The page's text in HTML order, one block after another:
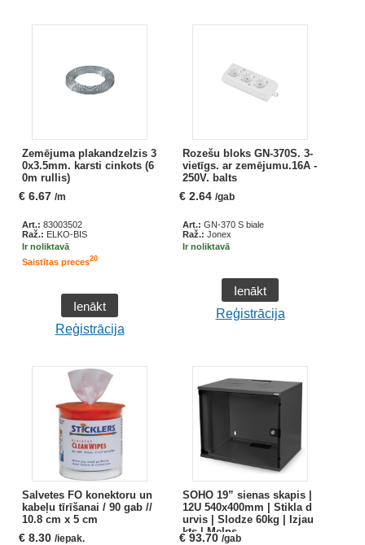
Zemējuma plakandzelzis 3
0x3.5mm. karsti cinkots (6
0m rullis)
€ 6.67 /m
Art.: 83003502
Raž.: ELKO-BIS
Ir noliktavā
Saistītas preces20
Ienākt
Reģistrācija
Rozešu bloks GN-370S. 3-
vietīgs. ar zemējumu.16A -
250V. balts
€ 2.64 /gab
Art.: GN-370 S biale
Raž.: Jonex
Ir noliktavā
Ienākt
Reģistrācija
Salvetes FO konektoru un
kabeļu tīrīšanai / 90 gab //
10.8 cm x 5 cm
€ 8.30 /iepak.
SOHO 19” sienas skapis |
12U 540x400mm | Stikla d
urvis | Slodze 60kg | Izjau
kts | Melns
€ 93.70 /gab